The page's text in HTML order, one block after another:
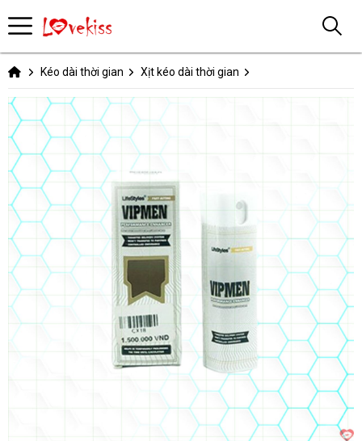
Kéo dài thời gian Xịt kéo dài thời gian